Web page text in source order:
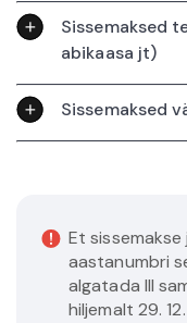
Sissemaksed
abikaasa jt)
Sissemaksed
Et
aastanumbri
algatada III
hiljemalt 29.